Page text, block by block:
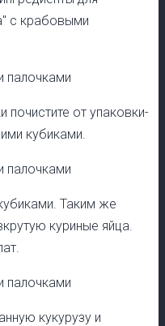
с крабовыми
от упаковки-
кубиками.
Таким же
куриные яйца.
кукурузу и